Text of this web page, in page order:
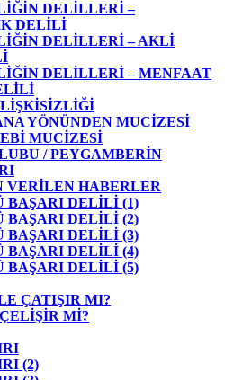
DELİLLERİ –
DELİLİ
DELİLLERİ – AKLİ
DELİLLERİ – MENFAAT
YÖNÜNDEN MUCİZESİ
MUCİZESİ
/ PEYGAMBERİN
VERİLEN HABERLER
BAŞARI DELİLİ (1)
BAŞARI DELİLİ (2)
BAŞARI DELİLİ (3)
BAŞARI DELİLİ (4)
BAŞARI DELİLİ (5)
ÇATIŞIR MI?
Mİ?
(2)